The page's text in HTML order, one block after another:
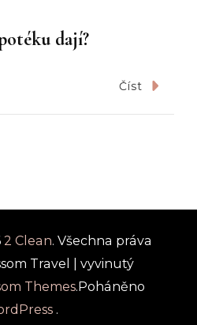
dají?
Číst
2 Clean. Všechna práva
Travel | vyvinutý
Themes.Poháněno
.